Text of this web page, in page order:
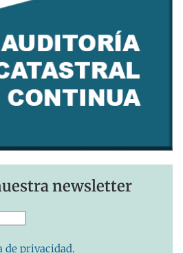
newsletter
de privacidad.